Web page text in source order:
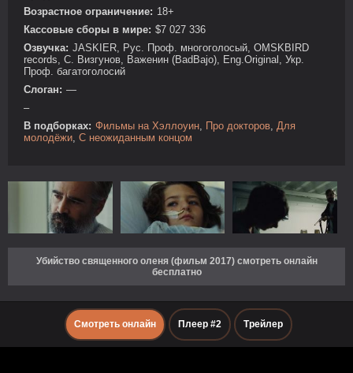
Возрастное ограничение: 18+
Кассовые сборы в мире: $7 027 336
Озвучка: JASKIER, Рус. Проф. многоголосый, OMSKBIRD
records, C. Визгунов, Важенин (BadBajo), Eng.Original, Укр.
Проф. багатоголосий
Слоган: —
–
В подборках: Фильмы на Хэллоуин, Про докторов, Для
молодёжи, С неожиданным концом
Убийство священного оленя (фильм 2017) смотреть онлайн
бесплатно
Смотреть онлайн Плеер #2 Трейлер